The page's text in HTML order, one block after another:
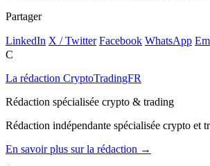
Partager
LinkedIn X / Twitter Facebook WhatsApp
C
La rédaction CryptoTradingFR
Rédaction spécialisée crypto & trading
Rédaction indépendante spécialisée crypto et
En savoir plus sur la rédaction →